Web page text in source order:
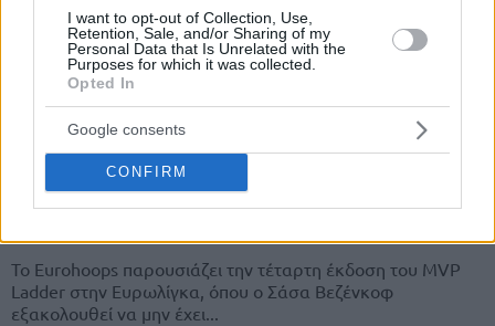
I want to opt-out of Collection, Use,
Retention, Sale, and/or Sharing of my
Personal Data that Is Unrelated with the
Purposes for which it was collected.
Opted In
Google consents
CONFIRM
28/MAR/23 14:45
Το Eurohoops παρουσιάζει την έκτη και τελευταία έκδοση
των Power Rankings στην Ευρωλίγκα, με τον Ολυμπιακό
σταθερά στην κορυφή.
EuroLeague MVP Ladder:
μπορείτε
Το Eurohoops παρουσιάζει την τέταρτη έκδοση του MVP
Ladder στην Ευρωλίγκα, όπου ο Σάσα Βεζένκοφ
εξακολουθεί να μην έχει...